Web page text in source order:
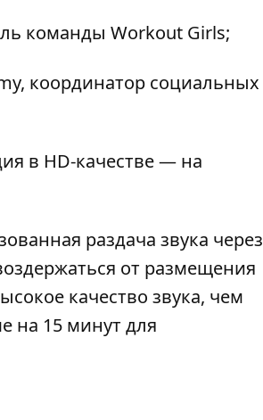
команды Workout Girls;
координатор социальных
в HD-качестве — на
раздача звука через
от размещения
качество звука, чем
на 15 минут для